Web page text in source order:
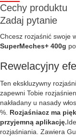
Cechy produktu
Zadaj pytanie
Chcesz rozjaśnić swoje
SuperMeches+ 400g
Rewelacyjny
Ten ekskluzywny
zapewni Tobie
nakładany u nasady
%. Rozjaśniacz ma
przyjemną aplikację.
rozjaśniania. Zawiera